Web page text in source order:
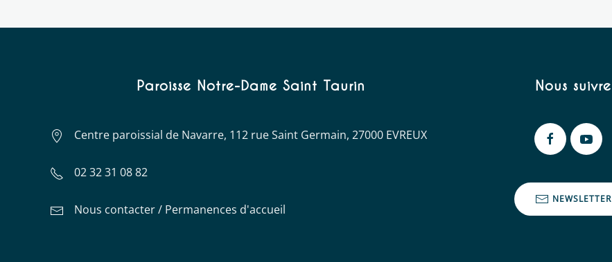
Paroisse Notre-Dame Saint Taurin
Centre paroissial de Navarre, 112 rue Saint Germain, 27000 EVREUX
02 32 31 08 82
Nous contacter / Permanences d'accueil
Nous suivre
NEWSLETTER